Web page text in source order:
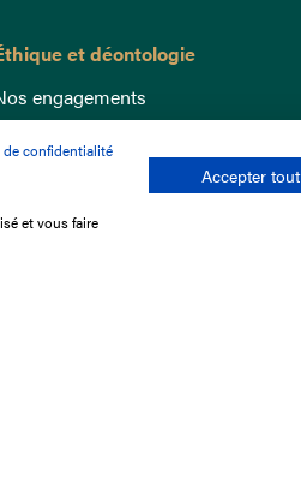
et déontologie
engagements
anti-dopage
être equin
Index Egalité Femmes-Hommes
responsable
confidentialité
et vous faire
Accepter tout